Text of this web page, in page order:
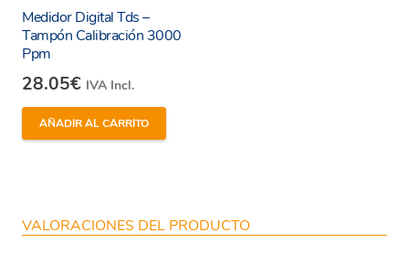
Medidor Digital Tds –
Tampón Calibración 3000
Ppm
28.05€ IVA Incl.
AÑADIR AL CARRITO
VALORACIONES DEL PRODUCTO